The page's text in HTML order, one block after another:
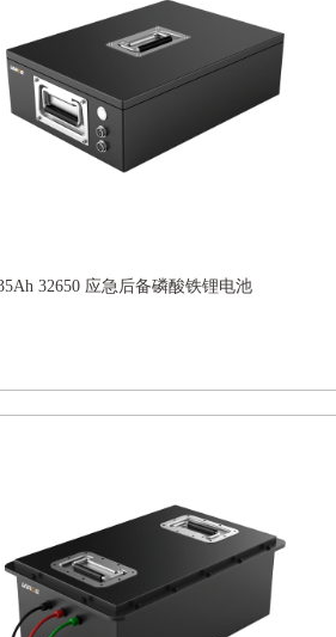
32650 应急后备磷酸铁锂电池